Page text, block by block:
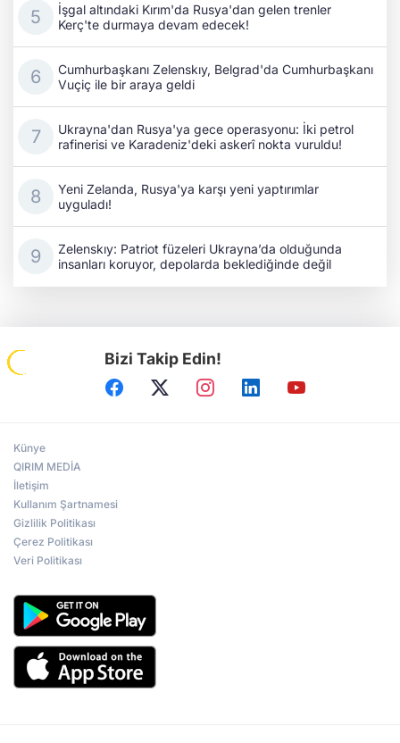
İşgal altındaki Kırım'da Rusya'dan gelen trenler
Kerç'te durmaya devam edecek!
Cumhurbaşkanı Zelenskıy, Belgrad'da Cumhurbaşkanı
Vuçiç ile bir araya geldi
Ukrayna'dan Rusya'ya gece operasyonu: İki petrol
rafinerisi ve Karadeniz'deki askerî nokta vuruldu!
Yeni Zelanda, Rusya'ya karşı yeni yaptırımlar
uyguladı!
Zelenskıy: Patriot füzeleri Ukrayna’da olduğunda
insanları koruyor, depolarda beklediğinde değil
Bizi Takip Edin!
Künye
QIRIM MEDİA
İletişim
Kullanım Şartnamesi
Gizlilik Politikası
Çerez Politikası
Veri Politikası